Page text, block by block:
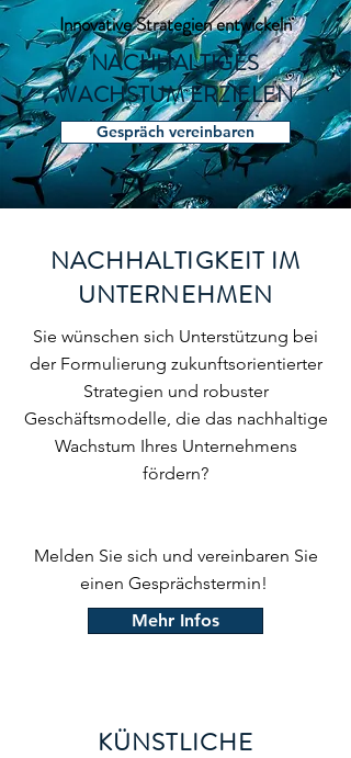
Innovative Strategien entwickeln
NACHHALTIGES
WACHSTUM ERZIELEN
Gespräch vereinbaren
NACHHALTIGKEIT IM
UNTERNEHMEN
Sie wünschen sich Unterstützung bei
der Formulierung zukunftsorientierter
Strategien und robuster
Geschäftsmodelle, die das nachhaltige
Wachstum Ihres Unternehmens
fördern?
​Melden Sie sich und vereinbaren Sie
einen Gesprächstermin! ​
Mehr Infos
KÜNSTLICHE